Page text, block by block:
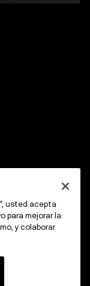
usted acepta
para mejorar la
y colaborar